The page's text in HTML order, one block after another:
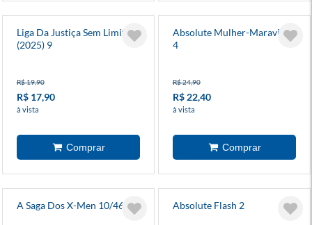
Liga Da Justiça Sem Limites
(2025) 9
R$ 19,90
R$ 17,90
à vista
Absolute Mulher-Maravilha
4
R$ 24,90
R$ 22,40
à vista
A Saga Dos X-Men 10/46 Absolute Flash 2